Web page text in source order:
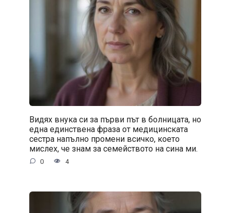
Видях внука си за първи път в болницата, но
една единствена фраза от медицинската
сестра напълно промени всичко, което
мислех, че знам за семейството на сина ми.
0 4